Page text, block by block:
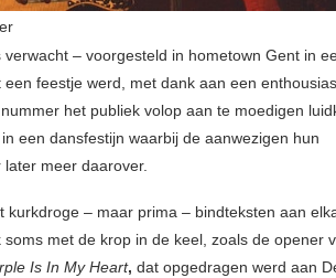
– voorgesteld in hometown Gent in
feestje werd, met dank aan een
het publiek volop aan te moedigen
een dansfestijn waarbij de aanwezigen hun
meer daarover.
– maar prima – bindteksten aan
met de krop in de keel, zoals de opener
Is In My Heart, dat opgedragen werd aan